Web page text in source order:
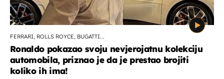
FERRARI, ROLLS ROYCE, BUGATTI...
Ronaldo pokazao svoju nevjerojatnu kolekciju
automobila, priznao je da je prestao brojiti
koliko ih ima!